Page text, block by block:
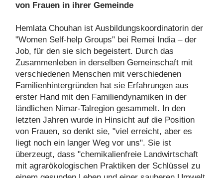
von Frauen in ihrer Gemeinde
Hemlata Chouhan ist Ausbildungskoordinatorin der
"Women Self-help Groups" bei Remei India – der
Job, für den sie sich begeistert. Durch das
Zusammenleben in derselben Gemeinschaft mit
verschiedenen Menschen mit verschiedenen
Familienhintergründen hat sie Erfahrungen aus
erster Hand mit den Familiendynamiken in der
ländlichen Nimar-Talregion gesammelt. In den
letzten Jahren wurde in Hinsicht auf die Position
von Frauen, so denkt sie, "viel erreicht, aber es
liegt noch ein langer Weg vor uns". Sie ist
überzeugt, dass "chemikalienfreie Landwirtschaft
mit agrarökologischen Praktiken der Schlüssel zu